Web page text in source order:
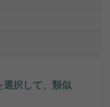
択して、類似